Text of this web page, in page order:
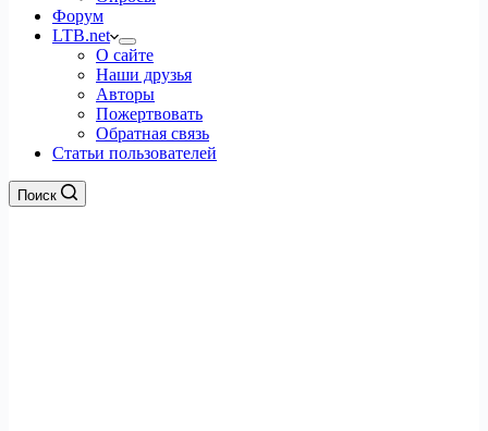
Форум
LTB.net
О сайте
Наши друзья
Авторы
Пожертвовать
Обратная связь
Статьи пользователей
Поиск